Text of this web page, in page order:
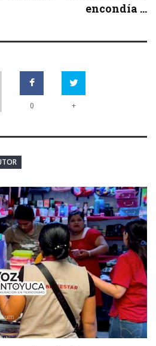
encondía ...
0 +